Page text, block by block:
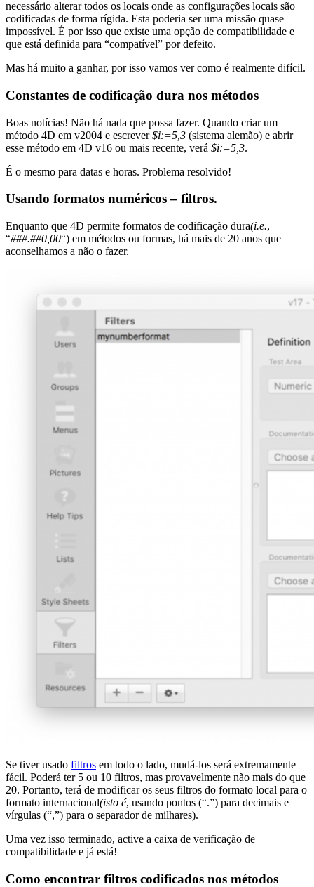
necessário alterar todos os locais onde as configurações locais são
codificadas de forma rígida. Esta poderia ser uma missão quase
impossível. É por isso que existe uma opção de compatibilidade e
que está definida para “compatível” por defeito.
Mas há muito a ganhar, por isso vamos ver como é realmente difícil.
Constantes de codificação dura nos métodos
Boas notícias! Não há nada que possa fazer. Quando criar um
método 4D em v2004 e escrever$i:=5,3 (sistema alemão) e abrir
esse método em 4D v16 ou mais recente, verá $i:=5,3.
É o mesmo para datas e horas. Problema resolvido!
Usando formatos numéricos – filtros.
Enquanto que 4D permite formatos de codificação dura(i.e.,
“###.##0,00“) em métodos ou formas, há mais de 20 anos que
aconselhamos a não o fazer.
Se tiver usado filtros em todo o lado, mudá-los será extremamente
fácil. Poderá ter 5 ou 10 filtros, mas provavelmente não mais do que
20. Portanto, terá de modificar os seus filtros do formato local para o
formato internacional(isto é, usando pontos (“.”) para decimais e
vírgulas (“,”) para o separador de milhares).
Uma vez isso terminado, active a caixa de verificação de
compatibilidade e já está!
Como encontrar filtros codificados nos métodos